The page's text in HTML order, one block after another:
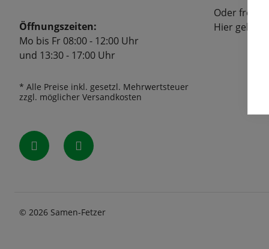
Öffnungszeiten:
Mo bis Fr 08:00 - 12:00 Uhr
und 13:30 - 17:00 Uhr
* Alle Preise inkl. gesetzl. Mehrwertsteuer
zzgl. möglicher Versandkosten
Oder
Hier geht's
© 2026 Samen-Fetzer